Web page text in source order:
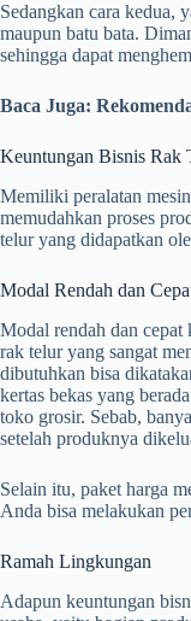
Sedangkan cara kedua,
maupun batu bata.
sehingga dapat
Baca Juga:
Keuntungan Bisnis Rak
Memiliki peralatan
memudahkan proses
telur yang didapatkan
Modal Rendah dan
Modal rendah dan cepat
rak telur yang sangat
dibutuhkan bisa
kertas bekas yang
toko grosir. Sebab,
setelah produknya
Selain itu, paket harga
Anda bisa melakukan
Ramah Lingkungan
Adapun keuntungan